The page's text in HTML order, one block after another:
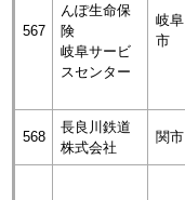
567
んぽ生命保
険
岐阜サービ
スセンター
岐阜
市
568
長良川鉄道
株式会社
関市